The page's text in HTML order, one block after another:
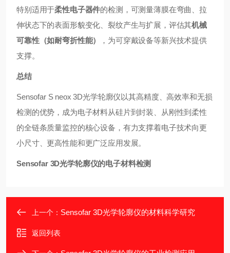
特别适用于柔性电子器件的检测，可测量薄膜在弯曲、拉
伸状态下的表面形貌变化、裂纹产生与扩展，评估其机械
可靠性（如耐弯折性能）
，为可穿戴设备等新兴技术提供
支撑。
总结
Sensofar S neox 3D光学轮廓仪以其高精度、高效率和无损
检测的优势，成为电子材料从硅片到封装、从刚性到柔性
的全链条质量监控的核心设备，有力支撑着电子技术向更
小尺寸、更高性能和更广泛应用发展。
Sensofar 3D光学轮廓仪的电子材料检测
上一个： Sensofar 3D光学轮廓仪的材料科学研究
返回列表